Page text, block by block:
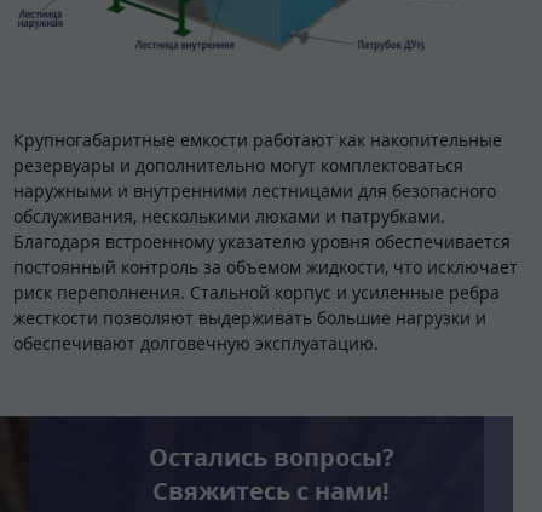
Крупногабаритные емкости работают как накопительные
резервуары и дополнительно могут комплектоваться
наружными и внутренними лестницами для безопасного
обслуживания, несколькими люками и патрубками.
Благодаря встроенному указателю уровня обеспечивается
постоянный контроль за объемом жидкости, что исключает
риск переполнения. Стальной корпус и усиленные ребра
жесткости позволяют выдерживать большие нагрузки и
обеспечивают долговечную эксплуатацию.
Остались вопросы?
Свяжитесь с нами!